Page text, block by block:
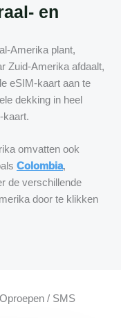
en
Amerika plant,
Zuid-Amerika afdaalt,
eSIM-kaart aan te
dekking in heel
kaart.
omvatten ook
Colombia,
de verschillende
door te klikken
/ SMS